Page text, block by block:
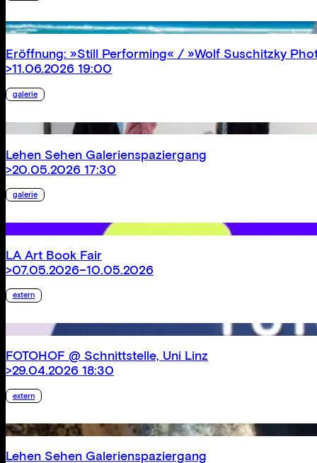
Eröffnung: »Still Performing« / »Wolf Suschitzky
>11.06.2026 19:00
galerie
Lehen Sehen Galerienspaziergang
>20.05.2026 17:30
galerie
LA Art Book Fair
>07.05.2026–10.05.2026
extern
FOTOHOF @ Schnittstelle, Uni Linz
>29.04.2026 18:30
extern
Lehen Sehen Galerienspaziergang